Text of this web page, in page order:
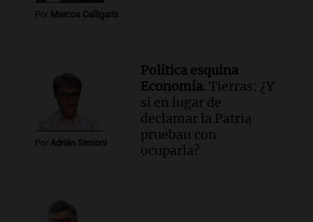
Por Marcos Calligaris
Por Adrián Simioni
Política esquina
Economía. Tierras: ¿Y
si en lugar de
declamar la Patria
prueban con
ocuparla?